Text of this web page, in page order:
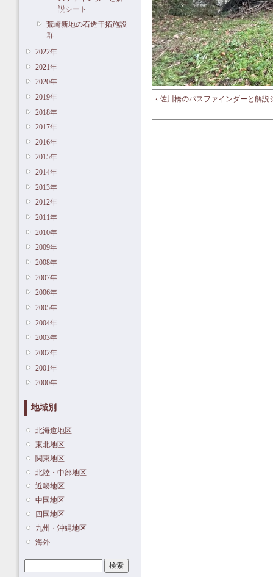
説シート
荒崎新地の石造干拓施設
群
2022年
2021年
2020年
2019年
2018年
2017年
2016年
2015年
2014年
2013年
2012年
2011年
2010年
2009年
2008年
2007年
2006年
2005年
2004年
2003年
2002年
2001年
2000年
地域別
北海道地区
東北地区
関東地区
北陸・中部地区
近畿地区
中国地区
四国地区
九州・沖縄地区
海外
‹ 佐川橋のパスファインダーと解説